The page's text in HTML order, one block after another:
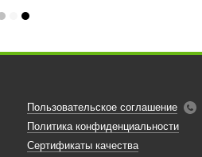
Пользовательское соглашение
Политика конфиденциальности
Сертификаты качества